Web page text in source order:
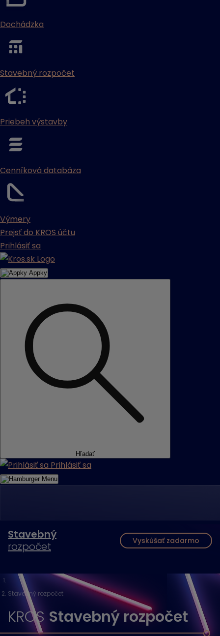
Dochádzka
Stavebný rozpočet
Priebeh výstavby
Cenníková databáza
Výmery
Prejsť do KROS účtu
Prihlásiť sa
Appky
Hľadať
Prihlásiť sa
Menu
Stavebný
rozpočet
Vyskúšať zadarmo
Stavebný rozpočet
KROS Stavebný rozpočet